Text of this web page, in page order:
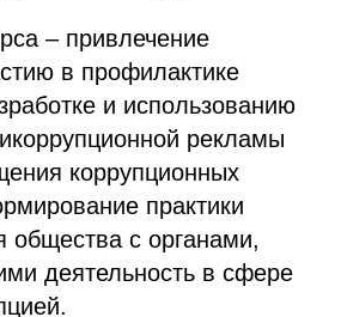
– привлечение
в профилактике
и использованию
рекламы
коррупционных
практики
общества с органами,
деятельность в сфере